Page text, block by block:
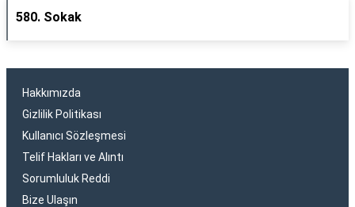
580. Sokak
Hakkımızda
Gizlilik Politikası
Kullanıcı Sözleşmesi
Telif Hakları ve Alıntı
Sorumluluk Reddi
Bize Ulaşın